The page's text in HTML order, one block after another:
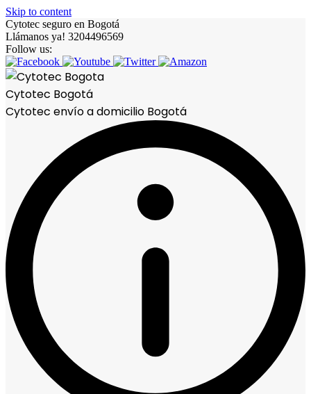
Skip to content
Cytotec seguro en Bogotá
Llámanos ya! 3204496569
Follow us:
Cytotec Bogotá
Cytotec envío a domicilio Bogotá